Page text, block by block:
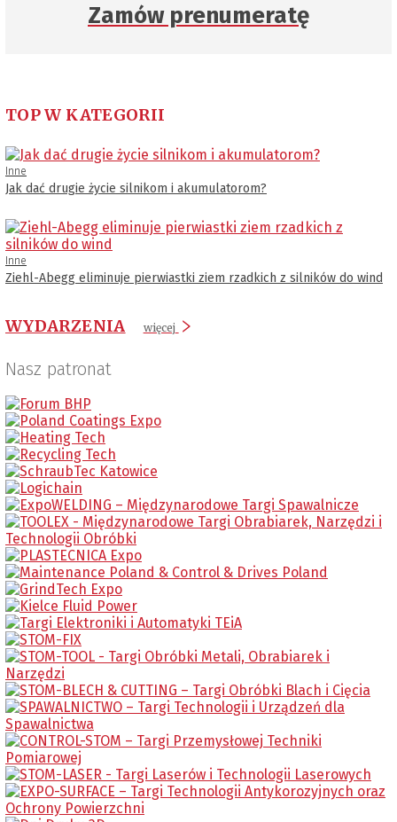
Zamów prenumeratę
TOP W KATEGORII
Inne
Jak dać drugie życie silnikom i akumulatorom?
Inne
Ziehl-Abegg eliminuje pierwiastki ziem rzadkich z silników do wind
WYDARZENIA więcej
Nasz patronat